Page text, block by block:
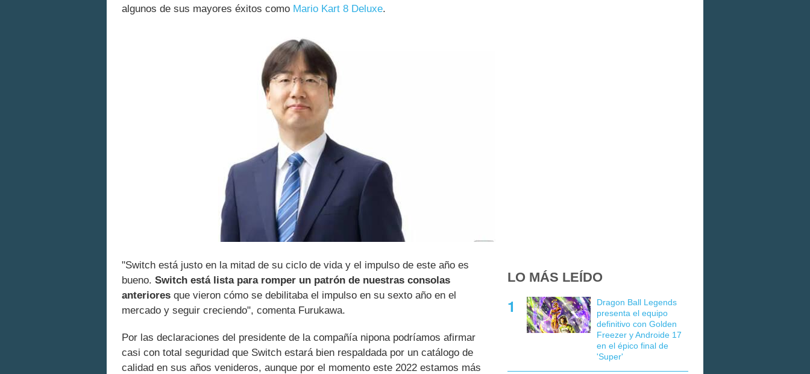
algunos de sus mayores éxitos como Mario Kart 8 Deluxe.
"Switch está justo en la mitad de su ciclo de vida y el impulso de este año es
bueno. Switch está lista para romper un patrón de nuestras consolas
anteriores que vieron cómo se debilitaba el impulso en su sexto año en el
mercado y seguir creciendo", comenta Furukawa.
Por las declaraciones del presidente de la compañía nipona podríamos afirmar
casi con total seguridad que Switch estará bien respaldada por un catálogo de
calidad en sus años venideros, aunque por el momento este 2022 estamos más
LO MÁS LEÍDO
Dragon Ball Legends
presenta el equipo
definitivo con Golden
Freezer y Androide 17
en el épico final de
'Super'